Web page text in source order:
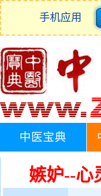
手机应用
中医宝典
嫉妒--心